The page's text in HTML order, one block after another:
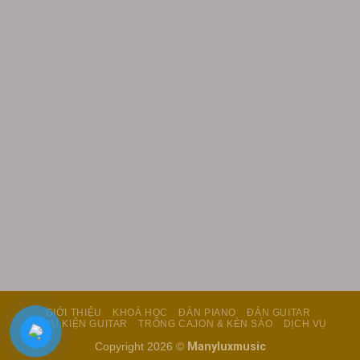
GIỚI THIỆU KHOÁ HỌC ĐÀN PIANO
ĐÀN GUITAR
PHỤ KIỆN GUITAR
TRỐNG CAJON & KÈN SÁO DỊCH VỤ
Copyright 2026 © Manyluxmusic